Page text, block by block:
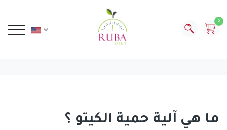
0
ما هي آلية حمية الكيتو ؟